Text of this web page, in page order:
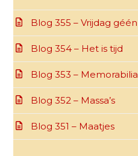
Blog 355 – Vrijdag géén
Blog 354 – Het is tijd
Blog 353 – Memorabilia
Blog 352 – Massa’s
Blog 351 – Maatjes